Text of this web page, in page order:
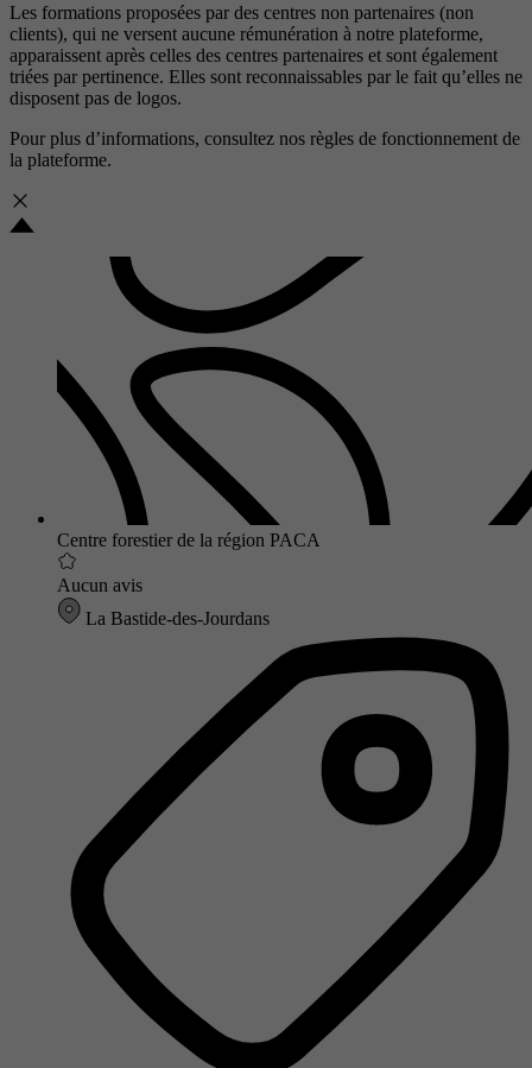
Les formations proposées par des centres non partenaires (non
clients), qui ne versent aucune rémunération à notre plateforme,
apparaissent après celles des centres partenaires et sont également
triées par pertinence. Elles sont reconnaissables par le fait qu’elles ne
disposent pas de logos.
Pour plus d’informations, consultez nos règles de fonctionnement de
la plateforme.
Centre forestier de la région PACA
Aucun avis
La Bastide-des-Jourdans